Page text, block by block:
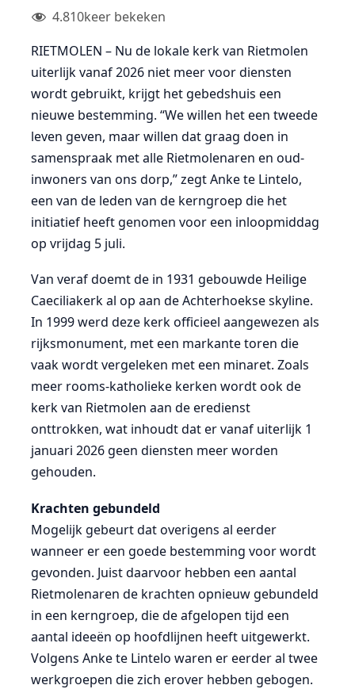
4.810keer bekeken
RIETMOLEN – Nu de lokale kerk van Rietmolen
uiterlijk vanaf 2026 niet meer voor diensten
wordt gebruikt, krijgt het gebedshuis een
nieuwe bestemming. “We willen het een tweede
leven geven, maar willen dat graag doen in
samenspraak met alle Rietmolenaren en oud-
inwoners van ons dorp,” zegt Anke te Lintelo,
een van de leden van de kerngroep die het
initiatief heeft genomen voor een inloopmiddag
op vrijdag 5 juli.
Van veraf doemt de in 1931 gebouwde Heilige
Caeciliakerk al op aan de Achterhoekse skyline.
In 1999 werd deze kerk officieel aangewezen als
rijksmonument, met een markante toren die
vaak wordt vergeleken met een minaret. Zoals
meer rooms-katholieke kerken wordt ook de
kerk van Rietmolen aan de eredienst
onttrokken, wat inhoudt dat er vanaf uiterlijk 1
januari 2026 geen diensten meer worden
gehouden.
Krachten gebundeld
Mogelijk gebeurt dat overigens al eerder
wanneer er een goede bestemming voor wordt
gevonden. Juist daarvoor hebben een aantal
Rietmolenaren de krachten opnieuw gebundeld
in een kerngroep, die de afgelopen tijd een
aantal ideeën op hoofdlijnen heeft uitgewerkt.
Volgens Anke te Lintelo waren er eerder al twee
werkgroepen die zich erover hebben gebogen.